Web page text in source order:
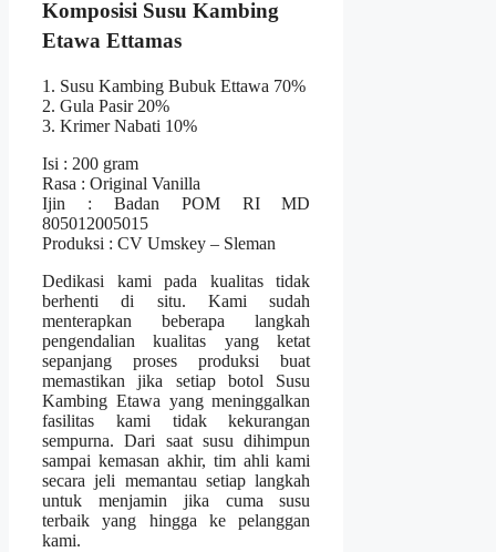
Komposisi Susu Kambing
Etawa Ettamas
1. Susu Kambing Bubuk Ettawa 70%
2. Gula Pasir 20%
3. Krimer Nabati 10%
Isi : 200 gram
Rasa : Original Vanilla
Ijin : Badan POM RI MD
805012005015
Produksi : CV Umskey – Sleman
Dedikasi kami pada kualitas tidak
berhenti di situ. Kami sudah
menterapkan beberapa langkah
pengendalian kualitas yang ketat
sepanjang proses produksi buat
memastikan jika setiap botol Susu
Kambing Etawa yang meninggalkan
fasilitas kami tidak kekurangan
sempurna. Dari saat susu dihimpun
sampai kemasan akhir, tim ahli kami
secara jeli memantau setiap langkah
untuk menjamin jika cuma susu
terbaik yang hingga ke pelanggan
kami.